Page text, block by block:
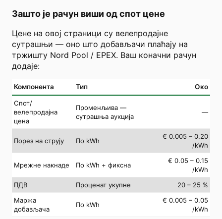
Зашто је рачун виши од спот цене
Цене на овој страници су велепродајне
сутрашњи — оно што добављачи плаћају на
тржишту Nord Pool / EPEX. Ваш коначни рачун
додаје:
Компонента Тип Око
Спот/
велепродајна
цена
Променљива —
сутрашња аукција
—
Порез на струју По kWh
€ 0.005 – 0.20
/kWh
Мрежне накнаде По kWh + фиксна
€ 0.05 – 0.15
/kWh
ПДВ
Проценат укупне
20 – 25 %
Маржа
добављача
По kWh
€ 0.005 – 0.05
/kWh